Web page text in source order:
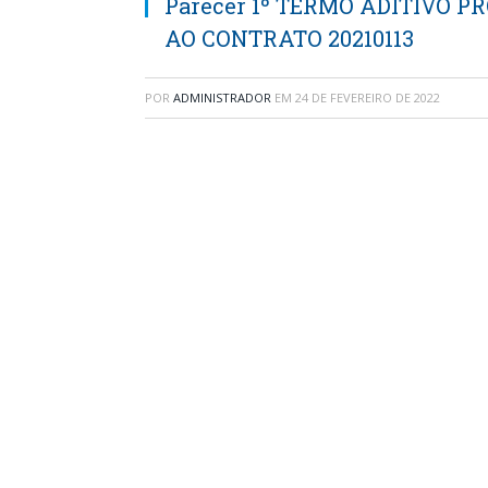
AO CONTRATO 20210113
POR ADMINISTRADOR EM 24 DE FEVEREIRO DE 2022